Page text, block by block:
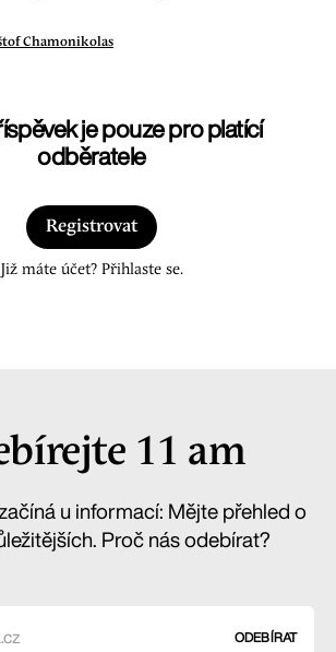
Chamonikolas
je pouze pro platící
odběratele
Registrovat
Již máte účet? Přihlaste se.
11 am
u informací: Mějte přehled o
Proč nás odebírat?
ODEBÍRAT